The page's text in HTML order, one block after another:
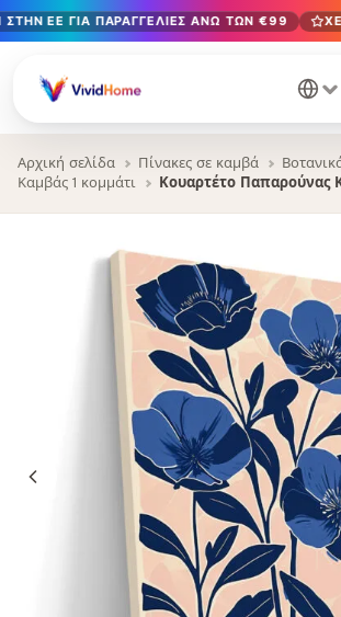
Δωρεάν παράδοση στην ΕΕ για
Χειροποίητο στη Βουλγαρία ·
12+ χρόνια χειροτεχνίας · Μόνο υλικά
ΕΕ ΓΙΑ ΠΑΡΑΓΓΕΛΊΕΣ ΆΝΩ ΤΩΝ €99
Αρχική σελίδα Πίνακες σε καμβά
Καμβάς 1 κομμάτι
Κουαρτέτο Παπαρούνας